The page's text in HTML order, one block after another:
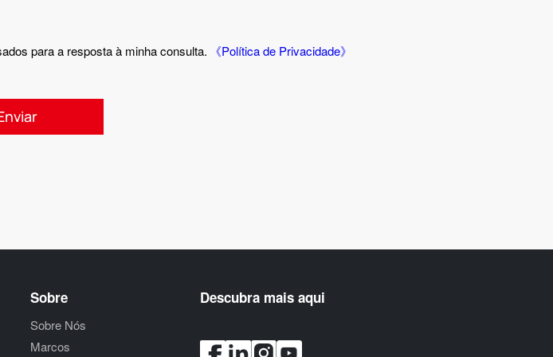
​​para a resposta à minha consulta. 《Política de Privacidade》
Sobre
Sobre Nós
Marcos
Descubra mais aqui